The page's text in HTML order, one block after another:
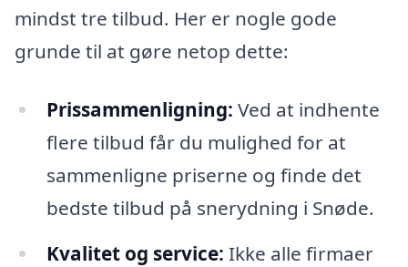
mindst tre tilbud. Her er nogle gode
grunde til at gøre netop dette:
Prissammenligning: Ved at indhente
flere tilbud får du mulighed for at
sammenligne priserne og finde det
bedste tilbud på snerydning i Snøde.
Kvalitet og service: Ikke alle firmaer